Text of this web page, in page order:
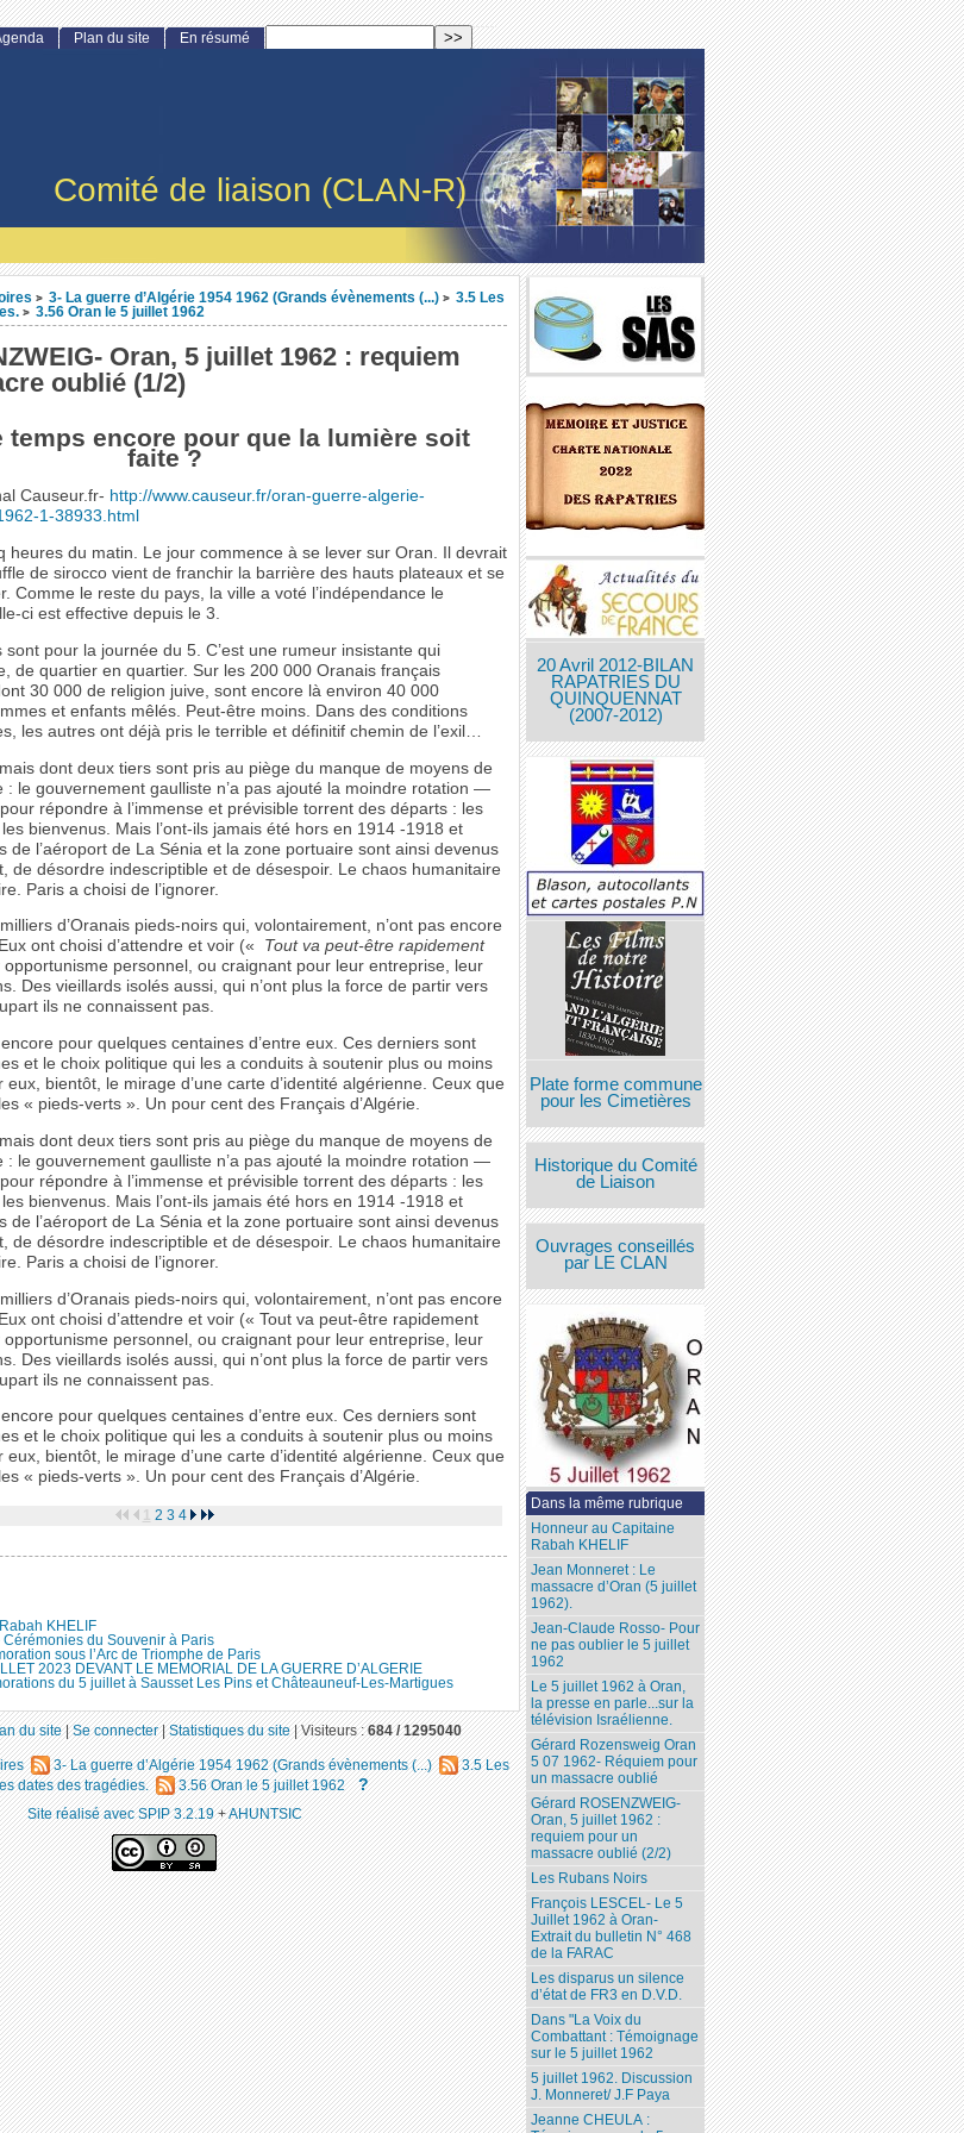
Comité de liaison (CLAN-R)
> 3- La guerre d’Algérie 1954 1962 (Grands évènements (...) > 3.5 Les
> 3.56 Oran le 5 juillet 1962
Oran, 5 juillet 1962 : requiem
oublié (1/2)
temps encore pour que la lumière soit
faite ?
Causeur.fr- http://www.causeur.fr/oran-guerre-algerie-
1-38933.html
heures du matin. Le jour commence à se lever sur Oran. Il devrait
de sirocco vient de franchir la barrière des hauts plateaux et se
Comme le reste du pays, la ville a voté l’indépendance le
ci est effective depuis le 3.
sont pour la journée du 5. C’est une rumeur insistante qui
de quartier en quartier. Sur les 200 000 Oranais français
30 000 de religion juive, sont encore là environ 40 000
et enfants mêlés. Peut-être moins. Dans des conditions
les autres ont déjà pris le terrible et définitif chemin de l’exil…
dont deux tiers sont pris au piège du manque de moyens de
: le gouvernement gaulliste n’a pas ajouté la moindre rotation —
répondre à l’immense et prévisible torrent des départs : les
bienvenus. Mais l’ont-ils jamais été hors en 1914 -1918 et
de l’aéroport de La Sénia et la zone portuaire sont ainsi devenus
de désordre indescriptible et de désespoir. Le chaos humanitaire
Paris a choisi de l’ignorer.
d’Oranais pieds-noirs qui, volontairement, n’ont pas encore
ont choisi d’attendre et voir («
Tout va peut-être rapidement
personnel, ou craignant pour leur entreprise, leur
Des vieillards isolés aussi, qui n’ont plus la force de partir vers
ils ne connaissent pas.
pour quelques centaines d’entre eux. Ces derniers sont
et le choix politique qui les a conduits à soutenir plus ou moins
bientôt, le mirage d’une carte d’identité algérienne. Ceux que
« pieds-verts ». Un pour cent des Français d’Algérie.
dont deux tiers sont pris au piège du manque de moyens de
: le gouvernement gaulliste n’a pas ajouté la moindre rotation —
répondre à l’immense et prévisible torrent des départs : les
bienvenus. Mais l’ont-ils jamais été hors en 1914 -1918 et
de l’aéroport de La Sénia et la zone portuaire sont ainsi devenus
de désordre indescriptible et de désespoir. Le chaos humanitaire
Paris a choisi de l’ignorer.
d’Oranais pieds-noirs qui, volontairement, n’ont pas encore
ont choisi d’attendre et voir (« Tout va peut-être rapidement
personnel, ou craignant pour leur entreprise, leur
Des vieillards isolés aussi, qui n’ont plus la force de partir vers
ils ne connaissent pas.
pour quelques centaines d’entre eux. Ces derniers sont
et le choix politique qui les a conduits à soutenir plus ou moins
bientôt, le mirage d’une carte d’identité algérienne. Ceux que
« pieds-verts ». Un pour cent des Français d’Algérie.
1 2 3 4
KHELIF
du Souvenir à Paris
sous l’Arc de Triomphe de Paris
2023 DEVANT LE MEMORIAL DE LA GUERRE D’ALGERIE
du 5 juillet à Sausset Les Pins et Châteauneuf-Les-Martigues
20 Avril 2012-BILAN
RAPATRIES DU
QUINQUENNAT
(2007-2012)
Plate forme commune
pour les Cimetières
Historique du Comité
de Liaison
Ouvrages conseillés
par LE CLAN
Dans la même rubrique
Honneur au Capitaine
Rabah KHELIF
Jean Monneret : Le
massacre d’Oran (5 juillet
1962).
Jean-Claude Rosso- Pour
ne pas oublier le 5 juillet
1962
Le 5 juillet 1962 à Oran,
la presse en parle...sur la
télévision Israélienne.
Gérard Rozensweig Oran
5 07 1962- Réquiem pour
un massacre oublié
Gérard ROSENZWEIG-
Oran, 5 juillet 1962 :
requiem pour un
massacre oublié (2/2)
Les Rubans Noirs
François LESCEL- Le 5
Juillet 1962 à Oran-
Extrait du bulletin N° 468
de la FARAC
Les disparus un silence
d’état de FR3 en D.V.D.
Dans "La Voix du
Combattant : Témoignage
sur le 5 juillet 1962
5 juillet 1962. Discussion
J. Monneret/ J.F Paya
Jeanne CHEULA :
Plan du site En résumé
du site|Se connecter|Statistiques du site|Visiteurs :684 / 1295040
3- La guerre d’Algérie 1954 1962 (Grands évènements (...)
3.5 Les
dates des tragédies.
3.56 Oran le 5 juillet 1962 ?
Site réalisé avec SPIP 3.2.19+AHUNTSIC